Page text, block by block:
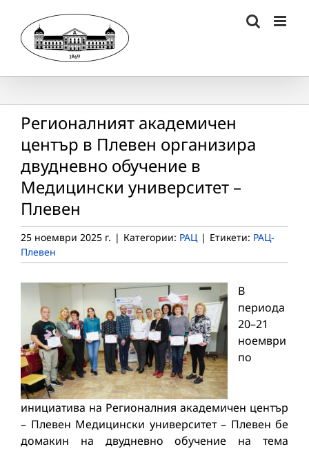
content
Регионалният академичен
център в Плевен организира
двудневно обучение в
Медицински университет –
Плевен
25 ноември 2025 г. | Категории: РАЦ | Етикети: РАЦ-
Плевен
В
периода
20–21
ноември
по
инициатива на Регионалния академичен център
– Плевен Медицински университет – Плевен бе
домакин на двудневно обучение на тема